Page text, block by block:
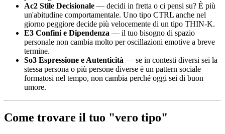
Ac2 Stile Decisionale — decidi in fretta o ci pensi su? È più
un'abitudine comportamentale. Uno tipo CTRL anche nel
giorno peggiore decide più velocemente di un tipo THIN-K.
E3 Confini e Dipendenza — il tuo bisogno di spazio
personale non cambia molto per oscillazioni emotive a breve
termine.
So3 Espressione e Autenticità — se in contesti diversi sei la
stessa persona o più persone diverse è un pattern sociale
formatosi nel tempo, non cambia perché oggi sei di buon
umore.
Come trovare il tuo "vero tipo"